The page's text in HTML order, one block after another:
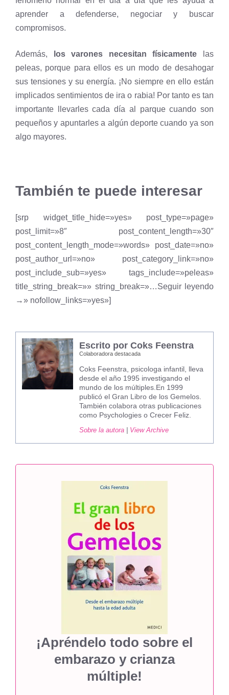
aprender a defenderse, negociar y buscar
compromisos.
Además, los varones necesitan físicamente las
peleas, porque para ellos es un modo de desahogar
sus tensiones y su energía. ¡No siempre en ello están
implicados sentimientos de ira o rabia! Por tanto es tan
importante llevarles cada día al parque cuando son
pequeños y apuntarles a algún deporte cuando ya son
algo mayores.
También te puede interesar
[srp widget_title_hide=»yes» post_type=»page»
post_limit=»8″ post_content_length=»30″
post_content_length_mode=»words» post_date=»no»
post_author_url=»no» post_category_link=»no»
post_include_sub=»yes» tags_include=»peleas»
title_string_break=»» string_break=»…Seguir leyendo
→» nofollow_links=»yes»]
Escrito por Coks Feenstra
Colaboradora destacada
Coks Feenstra, psicologa infantil, lleva
desde el año 1995 investigando el
mundo de los múltiples.En 1999
publicó el Gran Libro de los Gemelos.
También colabora otras publicaciones
como Psychologies o Crecer Feliz.
Sobre la autora | View Archive
¡Apréndelo todo sobre el
embarazo y crianza
múltiple!